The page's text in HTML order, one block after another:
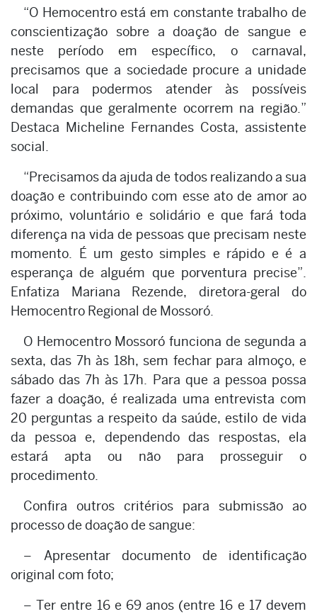
“O Hemocentro está em constante trabalho de
conscientização sobre a doação de sangue e
neste período em específico, o carnaval,
precisamos que a sociedade procure a unidade
local para podermos atender às possíveis
demandas que geralmente ocorrem na região.”
Destaca Micheline Fernandes Costa, assistente
social.
“Precisamos da ajuda de todos realizando a sua
doação e contribuindo com esse ato de amor ao
próximo, voluntário e solidário e que fará toda
diferença na vida de pessoas que precisam neste
momento. É um gesto simples e rápido e é a
esperança de alguém que porventura precise”.
Enfatiza Mariana Rezende, diretora-geral do
Hemocentro Regional de Mossoró.
O Hemocentro Mossoró funciona de segunda a
sexta, das 7h às 18h, sem fechar para almoço, e
sábado das 7h às 17h. Para que a pessoa possa
fazer a doação, é realizada uma entrevista com
20 perguntas a respeito da saúde, estilo de vida
da pessoa e, dependendo das respostas, ela
estará apta ou não para prosseguir o
procedimento.
Confira outros critérios para submissão ao
processo de doação de sangue:
– Apresentar documento de identificação
original com foto;
– Ter entre 16 e 69 anos (entre 16 e 17 devem